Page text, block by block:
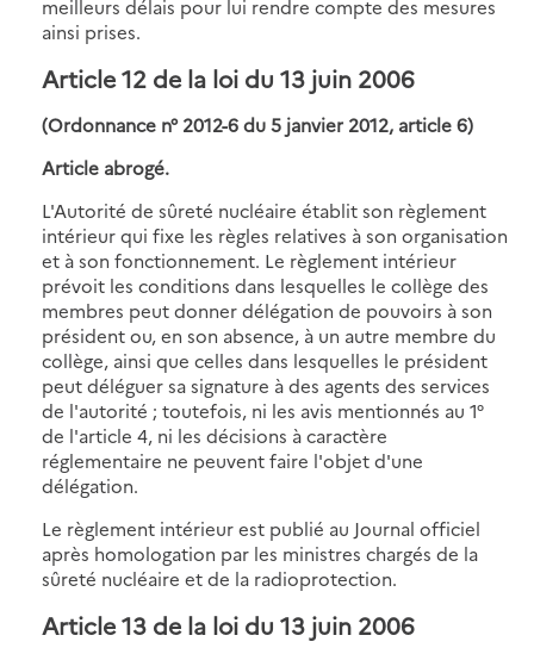
meilleurs délais pour lui rendre compte des mesures
ainsi prises.
Article 12 de la loi du 13 juin 2006
(Ordonnance n° 2012-6 du 5 janvier 2012, article 6)
Article abrogé.
L'Autorité de sûreté nucléaire établit son règlement
intérieur qui fixe les règles relatives à son organisation
et à son fonctionnement. Le règlement intérieur
prévoit les conditions dans lesquelles le collège des
membres peut donner délégation de pouvoirs à son
président ou, en son absence, à un autre membre du
collège, ainsi que celles dans lesquelles le président
peut déléguer sa signature à des agents des services
de l'autorité ; toutefois, ni les avis mentionnés au 1°
de l'article 4, ni les décisions à caractère
réglementaire ne peuvent faire l'objet d'une
délégation.
Le règlement intérieur est publié au Journal officiel
après homologation par les ministres chargés de la
sûreté nucléaire et de la radioprotection.
Article 13 de la loi du 13 juin 2006